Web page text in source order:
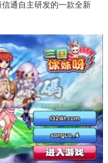
通自主研发的一款全新